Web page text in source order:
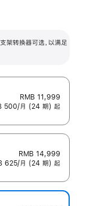
转换器可选，以满足
RMB 11,999
500/月 (24 期) 起
RMB 14,999
625/月 (24 期) 起